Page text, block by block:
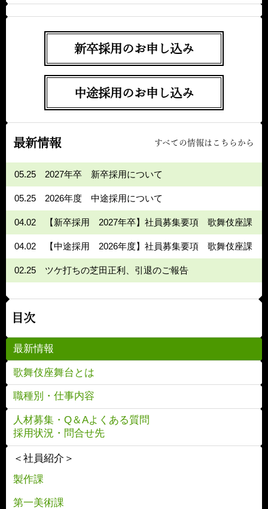
新卒採用のお申し込み
中途採用のお申し込み
最新情報 すべての情報はこちらから
05.25 2027年卒 新卒採用について
05.25 2026年度 中途採用について
04.02 【新卒採用 2027年卒】社員募集要項 歌舞伎座課
04.02 【中途採用 2026年度】社員募集要項 歌舞伎座課
02.25 ツケ打ちの芝田正利、引退のご報告
目次
最新情報
歌舞伎座舞台とは
職種別・仕事内容
人材募集・Q＆Aよくある質問
採用状況・問合せ先
＜社員紹介＞
製作課
第一美術課